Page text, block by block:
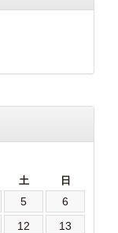
土 日
5
6
12
13